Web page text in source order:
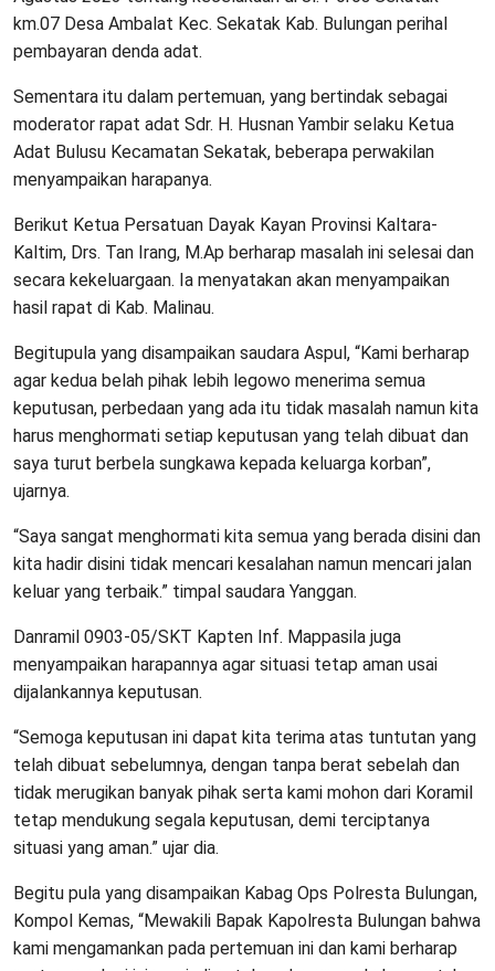
km.07 Desa Ambalat Kec. Sekatak Kab. Bulungan perihal
pembayaran denda adat.
Sementara itu dalam pertemuan, yang bertindak sebagai
moderator rapat adat Sdr. H. Husnan Yambir selaku Ketua
Adat Bulusu Kecamatan Sekatak, beberapa perwakilan
menyampaikan harapanya.
Berikut Ketua Persatuan Dayak Kayan Provinsi Kaltara-
Kaltim, Drs. Tan Irang, M.Ap berharap masalah ini selesai dan
secara kekeluargaan. Ia menyatakan akan menyampaikan
hasil rapat di Kab. Malinau.
Begitupula yang disampaikan saudara Aspul, “Kami berharap
agar kedua belah pihak lebih legowo menerima semua
keputusan, perbedaan yang ada itu tidak masalah namun kita
harus menghormati setiap keputusan yang telah dibuat dan
saya turut berbela sungkawa kepada keluarga korban”,
ujarnya.
“Saya sangat menghormati kita semua yang berada disini dan
kita hadir disini tidak mencari kesalahan namun mencari jalan
keluar yang terbaik.” timpal saudara Yanggan.
Danramil 0903-05/SKT Kapten Inf. Mappasila juga
menyampaikan harapannya agar situasi tetap aman usai
dijalankannya keputusan.
“Semoga keputusan ini dapat kita terima atas tuntutan yang
telah dibuat sebelumnya, dengan tanpa berat sebelah dan
tidak merugikan banyak pihak serta kami mohon dari Koramil
tetap mendukung segala keputusan, demi terciptanya
situasi yang aman.” ujar dia.
Begitu pula yang disampaikan Kabag Ops Polresta Bulungan,
Kompol Kemas, “Mewakili Bapak Kapolresta Bulungan bahwa
kami mengamankan pada pertemuan ini dan kami berharap